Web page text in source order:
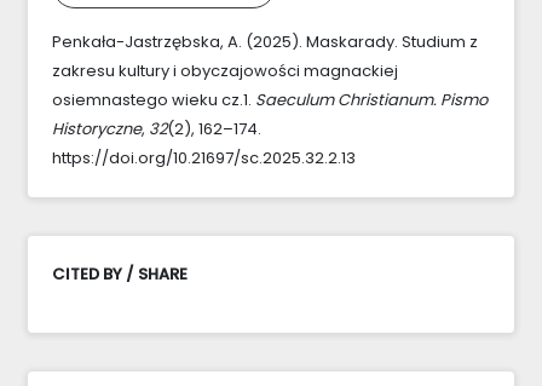
Penkała-Jastrzębska, A. (2025). Maskarady. Studium z
zakresu kultury i obyczajowości magnackiej
osiemnastego wieku cz.1. Saeculum Christianum. Pismo
Historyczne, 32(2), 162–174.
https://doi.org/10.21697/sc.2025.32.2.13
CITED BY / SHARE